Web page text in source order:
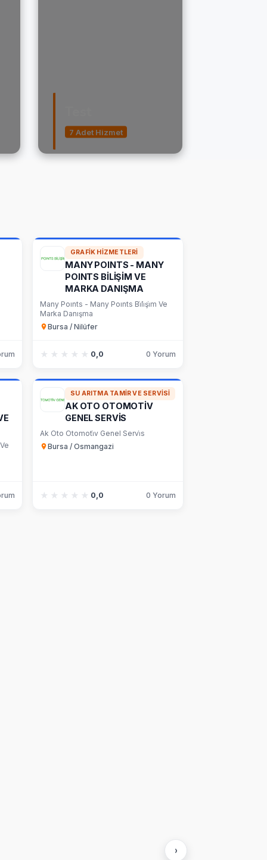
7 Adet Hizmet
GRAFIK HIZMETLERI
MANY POINTS - MANY
POINTS BİLİŞİM VE
MARKA DANIŞMA
Many Poınts - Many Poınts Bi̇li̇şi̇m Ve
Marka Danışma
Bursa / Nilüfer
★★★★★
★★★★★ 0,0 0 Yorum
SU ARITMA TAMIR VE SERVISI
AK OTO OTOMOTİV
GENEL SERVİS
Ak Oto Otomoti̇v Genel Servi̇s
Bursa / Osmangazi
★★★★★
★★★★★ 0,0 0 Yorum
›